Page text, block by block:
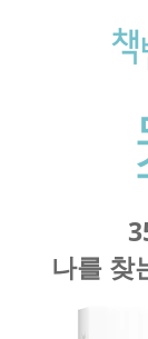
나를 찾